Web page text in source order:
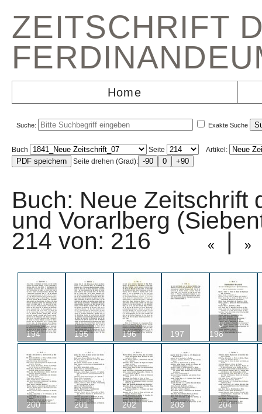
ZEITSCHRIFT
Home
Suche: Exakte Suche
Buch Seite
Artikel:
Seite drehen (Grad):
Buch: Neue Zeitschrift
und Vorarlberg
214 von: 216 « | »
194 195 196 197
U
198
200 201 202 203 204